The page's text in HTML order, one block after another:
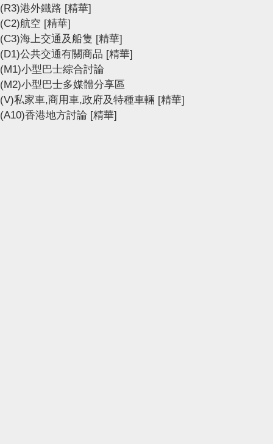
(R3)港外鐵路 [精華]
(C2)航空 [精華]
(C3)海上交通及船隻 [精華]
(D1)公共交通有關商品 [精華]
(M1)小型巴士綜合討論
(M2)小型巴士多媒體分享區
(V)私家車,商用車,政府及特種車輛 [精華]
(A10)香港地方討論 [精華]